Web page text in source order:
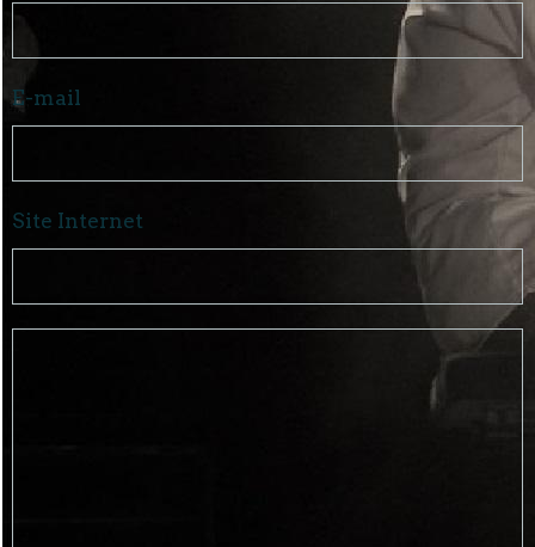
E-mail
Site Internet